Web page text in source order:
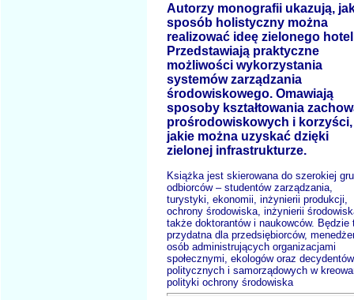
Autorzy monografii ukazują,
sposób holistyczny można
realizować ideę zielonego
Przedstawiają praktyczne
możliwości wykorzystania
systemów zarządzania
środowiskowego. Omawiają
sposoby kształtowania
prośrodowiskowych i korzyści,
jakie można uzyskać dzięki
zielonej infrastrukturze.
Książka jest skierowana do szerokiej
odbiorców – studentów zarządzania,
turystyki, ekonomii, inżynierii produkcji,
ochrony środowiska, inżynierii
także doktorantów i naukowców. Będzie
przydatna dla przedsiębiorców,
osób administrujących organizacjami
społecznymi, ekologów oraz decydentów
politycznych i samorządowych w
polityki ochrony środowiska